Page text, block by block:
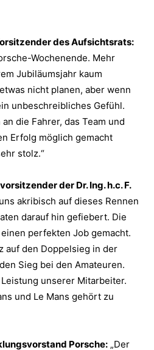
des Aufsichtsrats:
Wochenende. Mehr
Jubiläumsjahr kaum
nicht planen, aber wenn
unbeschreibliches Gefühl.
die Fahrer, das Team und
Erfolg möglich gemacht
stolz.“
der Dr. Ing. h.c. F.
akribisch auf dieses Rennen
darauf hin gefiebert. Die
perfekten Job gemacht.
auf den Doppelsieg in der
Sieg bei den Amateuren.
unserer Mitarbeiter.
und Le Mans gehört zu
Porsche: „Der